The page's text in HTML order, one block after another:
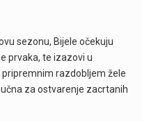
sezonu, Bijele očekuju
prvaka, te izazovi u
razdobljem žele
za ostvarenje zacrtanih